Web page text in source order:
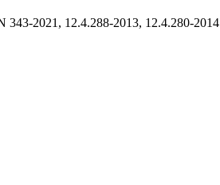
2021, 12.4.288-2013, 12.4.280-2014